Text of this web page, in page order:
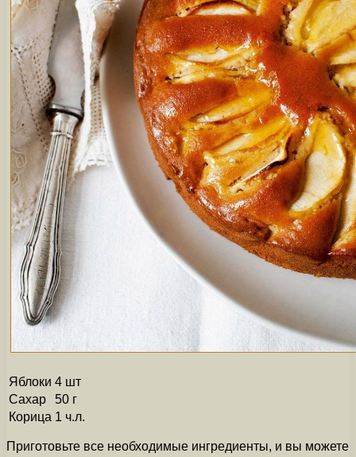
Яблоки 4 шт
Сахар
50 г
Корица 1 ч.л.
Приготовьте все необходимые ингредиенты, и вы можете